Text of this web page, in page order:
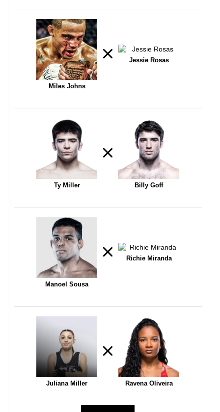
Miles Johns
Jessie Rosas
Ty Miller Billy Goff
Manoel Sousa
Richie Miranda
Juliana Miller Ravena Oliveira